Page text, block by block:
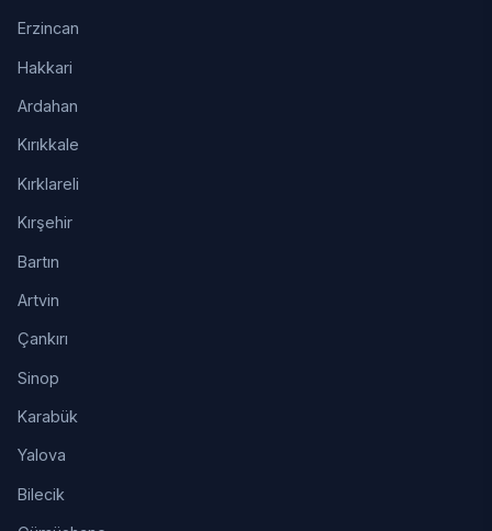
Erzincan
Hakkari
Ardahan
Kırıkkale
Kırklareli
Kırşehir
Bartın
Artvin
Çankırı
Sinop
Karabük
Yalova
Bilecik